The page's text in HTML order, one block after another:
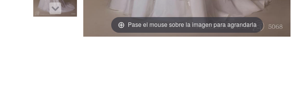
Pase el mouse sobre la imagen para agrandarla